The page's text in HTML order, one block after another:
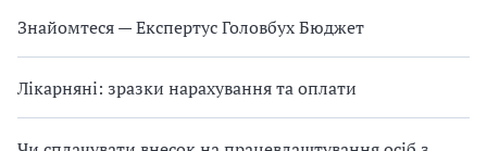
Знайомтеся — Експертус Головбух Бюджет
Лікарняні: зразки нарахування та оплати